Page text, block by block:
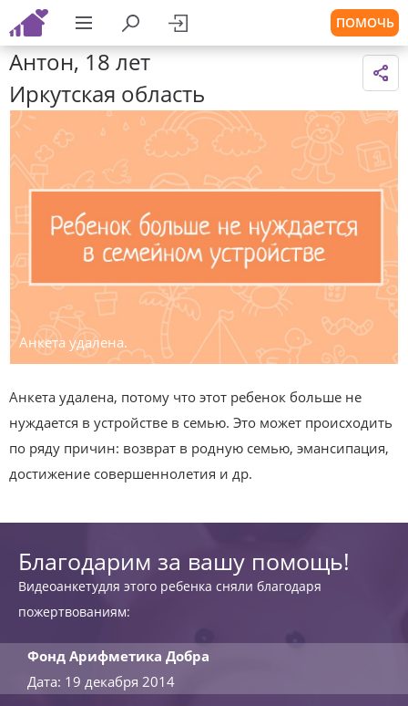
ПОМОЧЬ
Антон, 18 лет
Иркутская область
Анкета удалена.
Анкета удалена, потому что этот ребенок больше не
нуждается в устройстве в семью. Это может происходить
по ряду причин: возврат в родную семью, эмансипация,
достижение совершеннолетия и др.
Благодарим за вашу помощь!
Видеоанкетудля этого ребенка сняли благодаря
пожертвованиям:
Фонд Арифметика Добра
Дата: 19 декабря 2014